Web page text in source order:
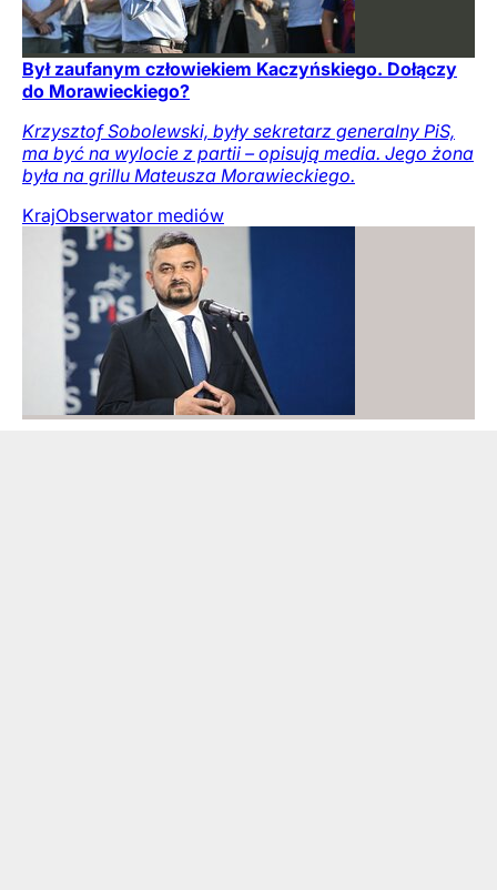
Był zaufanym człowiekiem Kaczyńskiego. Dołączy
do Morawieckiego?
Krzysztof Sobolewski, były sekretarz generalny PiS,
ma być na wylocie z partii – opisują media. Jego żona
była na grillu Mateusza Morawieckiego.
KrajObserwator mediów